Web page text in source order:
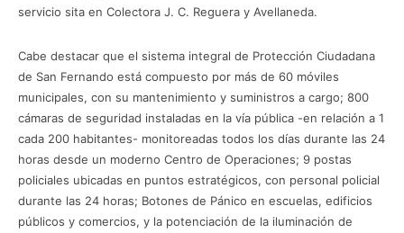
servicio sita en Colectora J. C. Reguera y Avellaneda.
Cabe destacar que el sistema integral de Protección Ciudadana
de San Fernando está compuesto por más de 60 móviles
municipales, con su mantenimiento y suministros a cargo; 800
cámaras de seguridad instaladas en la vía pública -en relación a 1
cada 200 habitantes- monitoreadas todos los días durante las 24
horas desde un moderno Centro de Operaciones; 9 postas
policiales ubicadas en puntos estratégicos, con personal policial
durante las 24 horas; Botones de Pánico en escuelas, edificios
públicos y comercios, y la potenciación de la iluminación de